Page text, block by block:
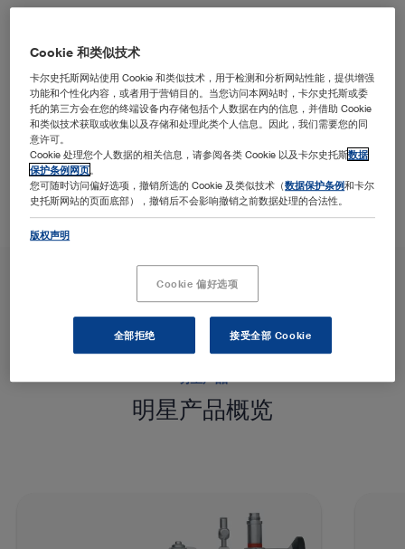
凭借多年的专业经验，卡尔史托斯大力支持各种内窥镜培
训和教育活动，以提升女性健康水平。
明星产品概览
Cookie 和类似技术
卡尔史托斯网站使用 Cookie 和类似技术，用于检测和分析网站性能，提供增强
功能和个性化内容，或者用于营销目的。当您访问本网站时，卡尔史托斯或委
托的第三方会在您的终端设备内存储包括个人数据在内的信息，并借助 Cookie
和类似技术获取或收集以及存储和处理此类个人信息。因此，我们需要您的同
意许可。
Cookie 处理您个人数据的相关信息，请参阅各类 Cookie 以及卡尔史托斯数据
保护条例网页
您可随时访问偏好选项，撤销所选的 Cookie 及类似技术（数据保护条例和卡尔
史托斯网站的页面底部），撤销后不会影响撤销之前数据处理的合法性。
版权声明
Cookie 偏好选项
全部拒绝 接受全部 Cookie